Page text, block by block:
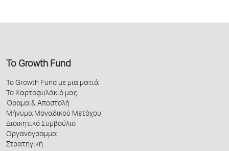
Το Growth Fund
Το Growth Fund με μια ματιά
Το Χαρτοφυλάκιό μας
Όραμα & Αποστολή
Μήνυμα Μοναδικού Μετόχου
Διοικητικό Συμβούλιο
Οργανόγραμμα
Στρατηγική